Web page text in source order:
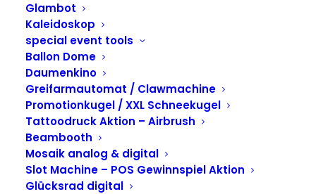
Glambot
Kaleidoskop
special event tools
Ballon Dome
Daumenkino
Greifarmautomat / Clawmachine
Promotionkugel / XXL Schneekugel
Tattoodruck Aktion – Airbrush
Beambooth
Mosaik analog & digital
Slot Machine – POS Gewinnspiel Aktion
Glücksrad digital
ININDIVIDUELLE LÖSUNG
Aldi Süd X Steffen
Schraut Freeze
Aktion für Kollektions
Release